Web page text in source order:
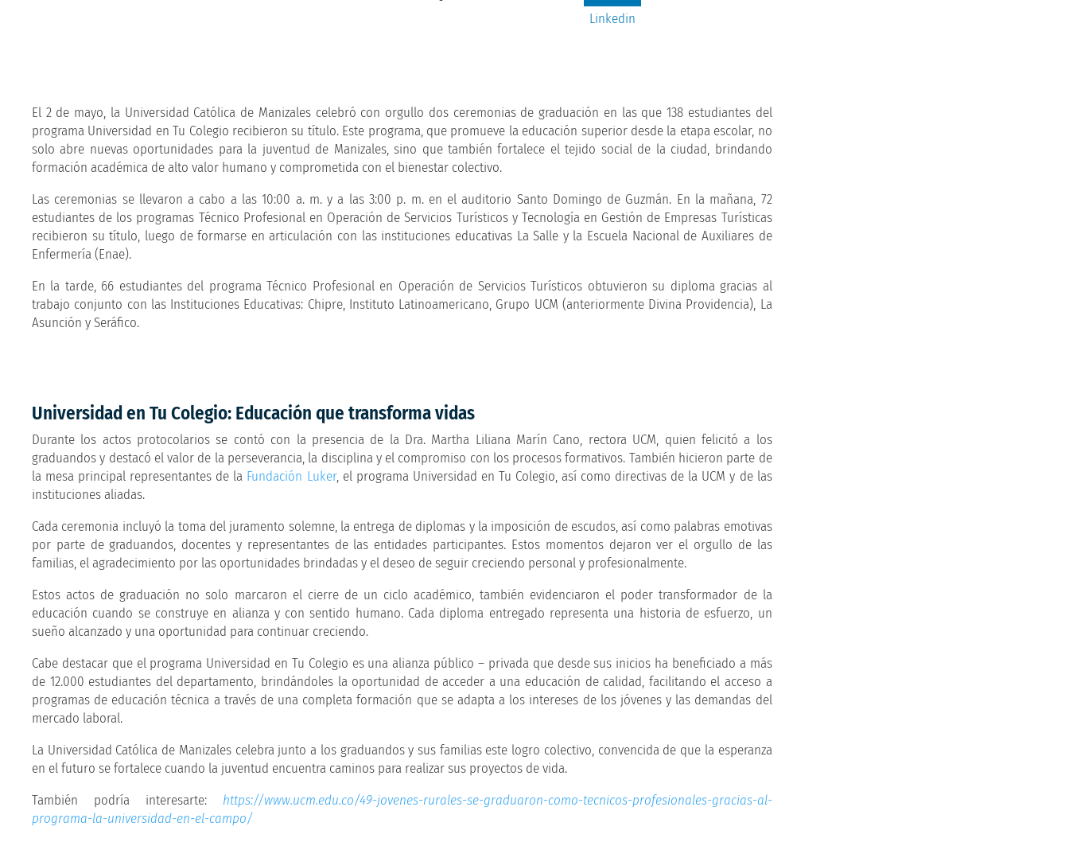
Linkedin
El 2 de mayo, la Universidad Católica de Manizales celebró con orgullo dos ceremonias de graduación en las que 138 estudiantes del
programa Universidad en Tu Colegio recibieron su título. Este programa, que promueve la educación superior desde la etapa escolar, no
solo abre nuevas oportunidades para la juventud de Manizales, sino que también fortalece el tejido social de la ciudad, brindando
formación académica de alto valor humano y comprometida con el bienestar colectivo.
Las ceremonias se llevaron a cabo a las 10:00 a. m. y a las 3:00 p. m. en el auditorio Santo Domingo de Guzmán. En la mañana, 72
estudiantes de los programas Técnico Profesional en Operación de Servicios Turísticos y Tecnología en Gestión de Empresas Turísticas
recibieron su título, luego de formarse en articulación con las instituciones educativas La Salle y la Escuela Nacional de Auxiliares de
Enfermería (Enae).
En la tarde, 66 estudiantes del programa Técnico Profesional en Operación de Servicios Turísticos obtuvieron su diploma gracias al
trabajo conjunto con las Instituciones Educativas: Chipre, Instituto Latinoamericano, Grupo UCM (anteriormente Divina Providencia), La
Asunción y Seráfico.
Universidad en Tu Colegio: Educación que transforma vidas
Durante los actos protocolarios se contó con la presencia de la Dra. Martha Liliana Marín Cano, rectora UCM, quien felicitó a los
graduandos y destacó el valor de la perseverancia, la disciplina y el compromiso con los procesos formativos. También hicieron parte de
la mesa principal representantes de la Fundación Luker, el programa Universidad en Tu Colegio, así como directivas de la UCM y de las
instituciones aliadas.
Cada ceremonia incluyó la toma del juramento solemne, la entrega de diplomas y la imposición de escudos, así como palabras emotivas
por parte de graduandos, docentes y representantes de las entidades participantes. Estos momentos dejaron ver el orgullo de las
familias, el agradecimiento por las oportunidades brindadas y el deseo de seguir creciendo personal y profesionalmente.
Estos actos de graduación no solo marcaron el cierre de un ciclo académico, también evidenciaron el poder transformador de la
educación cuando se construye en alianza y con sentido humano. Cada diploma entregado representa una historia de esfuerzo, un
sueño alcanzado y una oportunidad para continuar creciendo.
Cabe destacar que el programa Universidad en Tu Colegio es una alianza público – privada que desde sus inicios ha beneficiado a más
de 12.000 estudiantes del departamento, brindándoles la oportunidad de acceder a una educación de calidad, facilitando el acceso a
programas de educación técnica a través de una completa formación que se adapta a los intereses de los jóvenes y las demandas del
mercado laboral.
La Universidad Católica de Manizales celebra junto a los graduandos y sus familias este logro colectivo, convencida de que la esperanza
en el futuro se fortalece cuando la juventud encuentra caminos para realizar sus proyectos de vida.
También podría interesarte: https://www.ucm.edu.co/49-jovenes-rurales-se-graduaron-como-tecnicos-profesionales-gracias-al-
programa-la-universidad-en-el-campo/